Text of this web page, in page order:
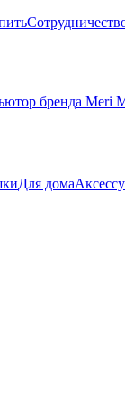
Для дома